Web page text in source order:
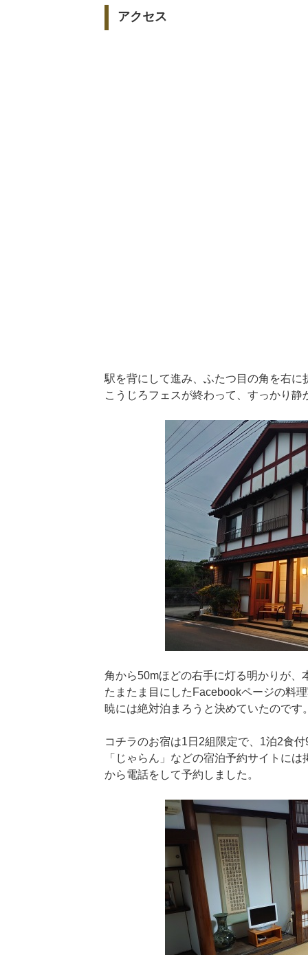
アクセス
駅を背にして進み、ふたつ目の角を右
こうじろフェスが終わって、すっかり
角から50mほどの右手に灯る明かりが、
たまたま目にしたFacebookページの料
暁には絶対泊まろうと決めていたのです
コチラのお宿は1日2組限定で、1泊2食
「じゃらん」などの宿泊予約サイトに
から電話をして予約しました。